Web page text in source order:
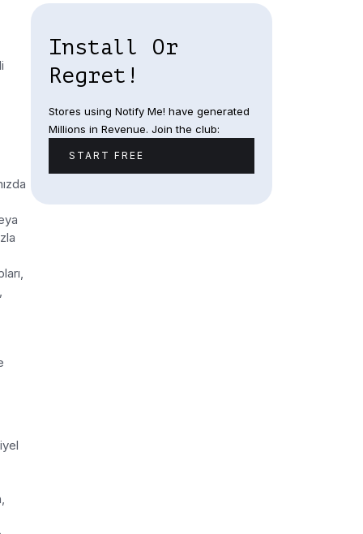
Install Or
Regret!
Stores using Notify Me! have generated
Millions in Revenue. Join the club:
START FREE